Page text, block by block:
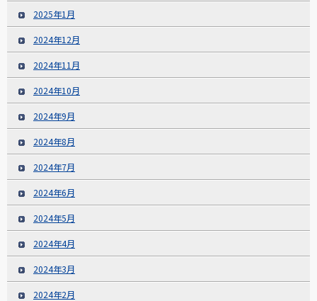
2025年1月
2024年12月
2024年11月
2024年10月
2024年9月
2024年8月
2024年7月
2024年6月
2024年5月
2024年4月
2024年3月
2024年2月